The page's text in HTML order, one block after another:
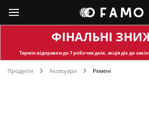
ФІНАЛЬНІ
Термін відправкидо 7 робочих днів, акція діє до
Продукти Аксесуари Ремені